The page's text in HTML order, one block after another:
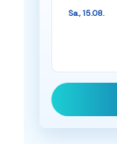
Sa., 15.08.